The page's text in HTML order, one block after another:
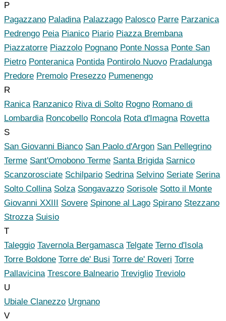
P
Pagazzano Paladina Palazzago Palosco Parre Parzanica
Pedrengo Peia Pianico Piario Piazza Brembana
Piazzatorre Piazzolo Pognano Ponte Nossa Ponte San
Pietro Ponteranica Pontida Pontirolo Nuovo Pradalunga
Predore Premolo Presezzo Pumenengo
R
Ranica Ranzanico Riva di Solto Rogno Romano di
Lombardia Roncobello Roncola Rota d'Imagna Rovetta
S
San Giovanni Bianco San Paolo d'Argon San Pellegrino
Terme Sant'Omobono Terme Santa Brigida Sarnico
Scanzorosciate Schilpario Sedrina Selvino Seriate Serina
Solto Collina Solza Songavazzo Sorisole Sotto il Monte
Giovanni XXIII Sovere Spinone al Lago Spirano Stezzano
Strozza Suisio
T
Taleggio Tavernola Bergamasca Telgate Terno d'Isola
Torre Boldone Torre de' Busi Torre de' Roveri Torre
Pallavicina Trescore Balneario Treviglio Treviolo
U
Ubiale Clanezzo Urgnano
V